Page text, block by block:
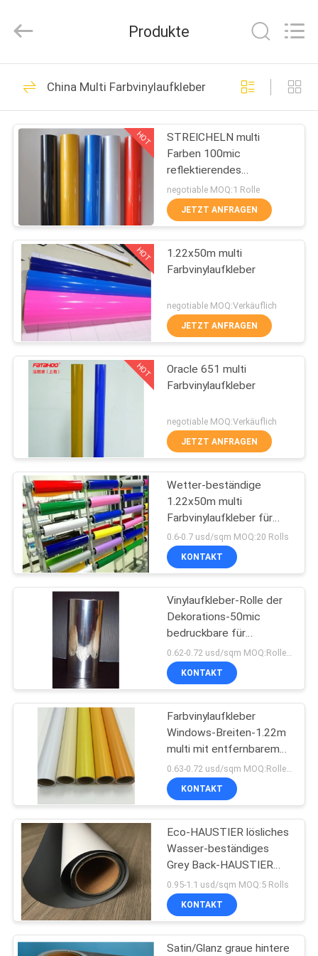
HAUSE
PRODUKTE
ÜBER
WERKSBESICHTIGUNG
QUALITÄTSKONTROLLE
KONTAKT
MIT
EIN
ANGEBOT
SITEMAP
PRIVACY
POLICY
Material
Co.,Ltd.
Reserved.
Vinylaufkleber-Rolle
75
Vinylboden-
Aufkleber-Rolle
15
Magnetisches Blatt
Rolls
Selbstklebender
Vinylaufkleber
30
Reflektierender
Vinylaufkleber
81
Multi
Farbvinylaufkleber
31
Produkte
China Multi Farbvinylaufkleber
HOT
STREICHELN multi
Farben 100mic
reflektierendes
Vinylbedeckende
Aufkleber
negotiable MOQ:1 Rolle
JETZT ANFRAGEN
HOT
1.22x50m multi
Farbvinylaufkleber
negotiable MOQ:Verkäuflich
JETZT ANFRAGEN
HOT
Oracle 651 multi
Farbvinylaufkleber
negotiable MOQ:Verkäuflich
JETZT ANFRAGEN
Wetter-beständige
1.22x50m multi
Farbvinylaufkleber für
den Schnitt des Plotters
0.6-0.7 usd/sqm MOQ:20 Rolls
KONTAKT
Vinylaufkleber-Rolle der
Dekorations-50mic
bedruckbare für
Fahrzeugkarosserie und
Windows
0.62-0.72 usd/sqm MOQ:Rollen jede Farbe 20
KONTAKT
Farbvinylaufkleber
Windows-Breiten-1.22m
multi mit entfernbarem
Kleber
KONTAKT
Eco-HAUSTIER lösliches
Wasser-beständiges
Grey Back-HAUSTIER
Film-330G
0.95-1.1 usd/sqm MOQ:5 Rolls
KONTAKT
Satin/Glanz graue hintere